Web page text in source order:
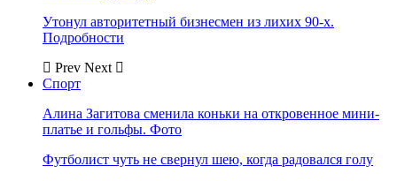
Утонул авторитетный бизнесмен из лихих 90-х.
Подробности
Prev Next
Спорт
Алина Загитова сменила коньки на откровенное мини-
платье и гольфы. Фото
Футболист чуть не свернул шею, когда радовался голу